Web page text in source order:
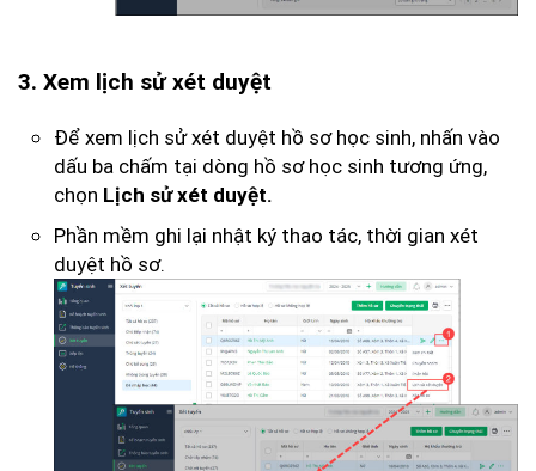
3. Xem lịch sử xét duyệt
Để xem lịch sử xét duyệt hồ sơ học sinh, nhấn vào
dấu ba chấm tại dòng hồ sơ học sinh tương ứng,
chọn Lịch sử xét duyệt.
Phần mềm ghi lại nhật ký thao tác, thời gian xét
duyệt hồ sơ.